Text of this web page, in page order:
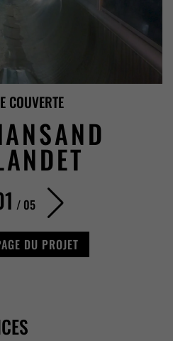
COUVERTE
/ 05
DU PROJET